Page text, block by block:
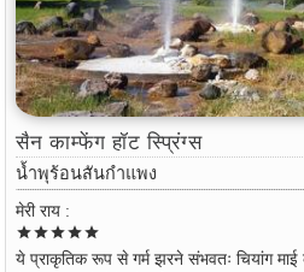
सैन काम्फेंग हॉट स्प्रिंग्स
น้ำพุร้อนสันกำแพง
मेरी राय :
starstarstarstarstar
ये प्राकृतिक रूप से गर्म झरने संभवतः चियांग